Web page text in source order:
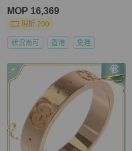
MOP 16,369
現折 200
狀況尚可 香港 免運